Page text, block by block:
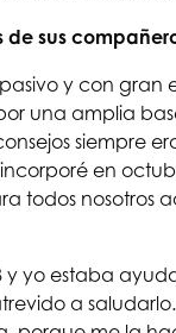
sus
y con
una amplia
siempre
en
todos nosotros
yo estaba
a